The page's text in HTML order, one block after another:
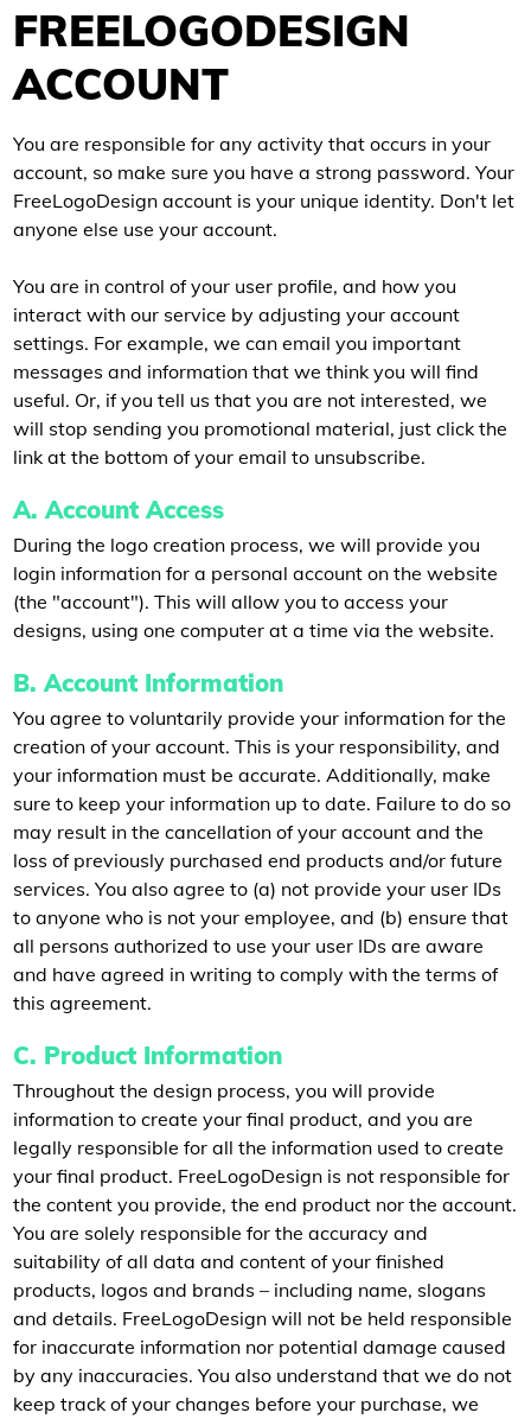
FREELOGODESIGN
ACCOUNT
You are responsible for any activity that occurs in your
account, so make sure you have a strong password. Your
FreeLogoDesign account is your unique identity. Don't let
anyone else use your account.
You are in control of your user profile, and how you
interact with our service by adjusting your account
settings. For example, we can email you important
messages and information that we think you will find
useful. Or, if you tell us that you are not interested, we
will stop sending you promotional material, just click the
link at the bottom of your email to unsubscribe.
A. Account Access
During the logo creation process, we will provide you
login information for a personal account on the website
(the "account"). This will allow you to access your
designs, using one computer at a time via the website.
B. Account Information
You agree to voluntarily provide your information for the
creation of your account. This is your responsibility, and
your information must be accurate. Additionally, make
sure to keep your information up to date. Failure to do so
may result in the cancellation of your account and the
loss of previously purchased end products and/or future
services. You also agree to (a) not provide your user IDs
to anyone who is not your employee, and (b) ensure that
all persons authorized to use your user IDs are aware
and have agreed in writing to comply with the terms of
this agreement.
C. Product Information
Throughout the design process, you will provide
information to create your final product, and you are
legally responsible for all the information used to create
your final product. FreeLogoDesign is not responsible for
the content you provide, the end product nor the account.
You are solely responsible for the accuracy and
suitability of all data and content of your finished
products, logos and brands – including name, slogans
and details. FreeLogoDesign will not be held responsible
for inaccurate information nor potential damage caused
by any inaccuracies. You also understand that we do not
keep track of your changes before your purchase, we